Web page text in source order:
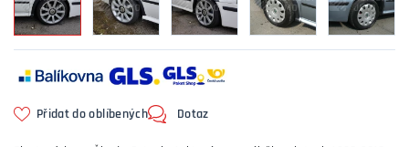
Přidat do oblíbených Dotaz